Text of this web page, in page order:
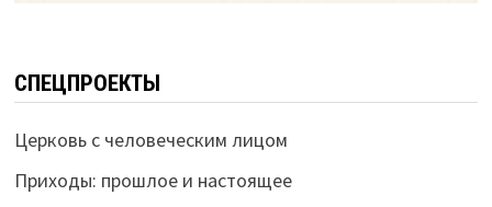
СПЕЦПРОЕКТЫ
Церковь с человеческим лицом
Приходы: прошлое и настоящее